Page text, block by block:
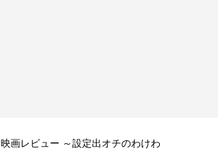
映画レビュー ～設定出オチのわけわ